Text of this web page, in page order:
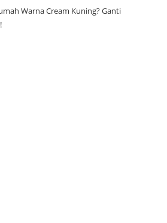
Warna Cream Kuning? Ganti